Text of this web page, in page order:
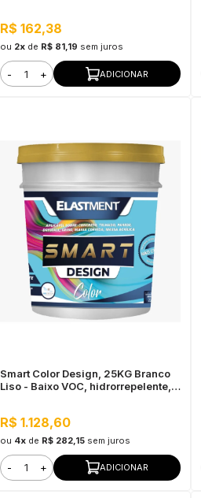
R$ 162,38
ou 2xde R$ 81,19 sem juros
- + ADICIONAR
Smart Color Design, 25KG Branco
Liso - Baixo VOC, hidrorrepelente,
R$ 1.128,60
ou 4xde R$ 282,15 sem juros
- + ADICIONAR